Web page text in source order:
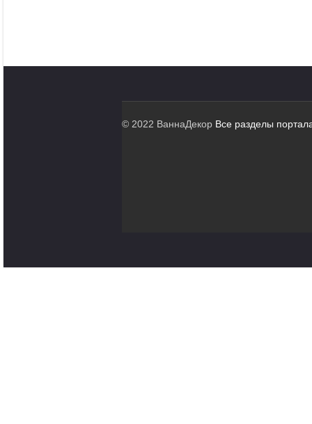
© 2022 ВаннаДекор Все разделы